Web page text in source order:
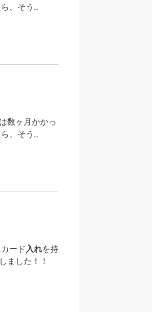
、そう...
数ヶ月かかっ
、そう...
ード 入れを持
ました！！